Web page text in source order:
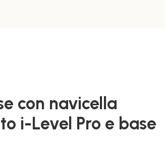
con navicella
i-Level Pro e base